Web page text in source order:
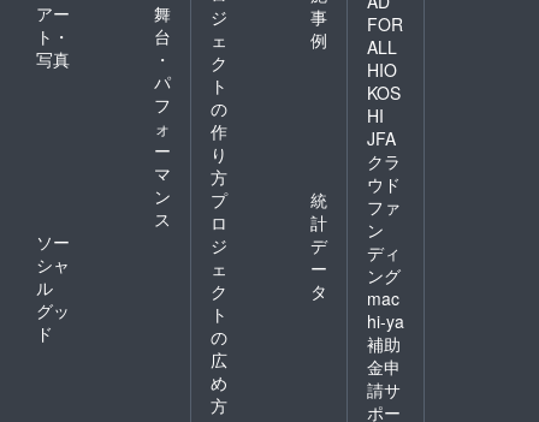
アー
ト・
写真
舞
台
・
パ
フ
ォ
ー
マ
ン
ス
ソー
シャ
ル
グッ
ド
ジ
ェ
ク
ト
の
作
り
方
事
例
プ
ロ
ジ
ェ
ク
ト
の
広
め
方
統
計
デ
ー
タ
FOR
ALL
HIO
KOS
HI
JFA
クラ
ウド
ファ
ン
ディ
ング
mac
hi-ya
補助
金申
請サ
ポー